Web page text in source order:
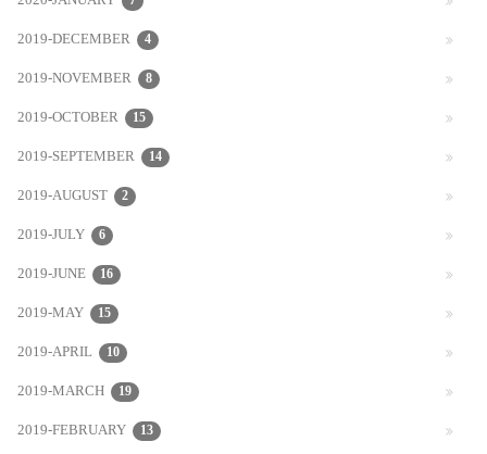
2019-DECEMBER 4
2019-NOVEMBER 8
2019-OCTOBER 15
2019-SEPTEMBER 14
2019-AUGUST 2
2019-JULY 6
2019-JUNE 16
2019-MAY 15
2019-APRIL 10
2019-MARCH 19
2019-FEBRUARY 13